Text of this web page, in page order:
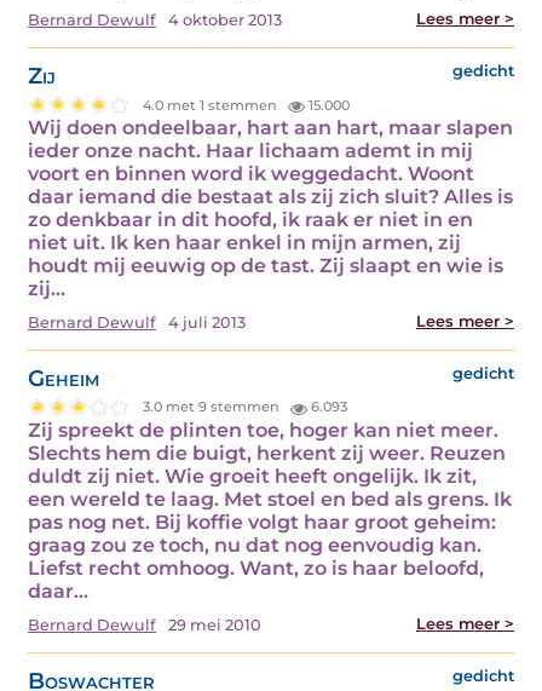
Bernard Dewulf 4 oktober 2013 Lees meer >
Zij gedicht
4.0 met 1 stemmen 15.000
Wij doen ondeelbaar, hart aan hart, maar slapen
ieder onze nacht. Haar lichaam ademt in mij
voort en binnen word ik weggedacht. Woont
daar iemand die bestaat als zij zich sluit? Alles is
zo denkbaar in dit hoofd, ik raak er niet in en
niet uit. Ik ken haar enkel in mijn armen, zij
houdt mij eeuwig op de tast. Zij slaapt en wie is
zij…
Bernard Dewulf 4 juli 2013 Lees meer >
Geheim gedicht
3.0 met 9 stemmen 6.093
Zij spreekt de plinten toe, hoger kan niet meer.
Slechts hem die buigt, herkent zij weer. Reuzen
duldt zij niet. Wie groeit heeft ongelijk. Ik zit,
een wereld te laag. Met stoel en bed als grens. Ik
pas nog net. Bij koffie volgt haar groot geheim:
graag zou ze toch, nu dat nog eenvoudig kan.
Liefst recht omhoog. Want, zo is haar beloofd,
daar…
Bernard Dewulf 29 mei 2010 Lees meer >
Boswachter gedicht